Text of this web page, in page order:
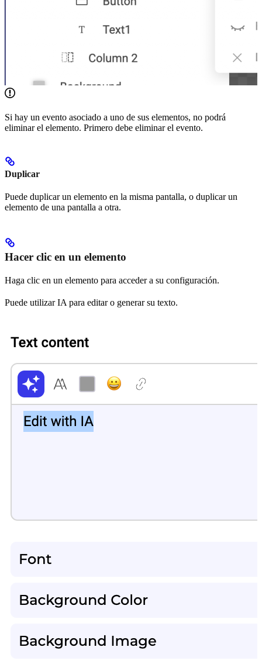
Si hay un evento asociado a uno de sus elementos, no podrá
eliminar el elemento. Primero debe eliminar el evento.
Duplicar
Puede duplicar un elemento en la misma pantalla, o duplicar un
elemento de una pantalla a otra.
Hacer clic en un elemento
Haga clic en un elemento para acceder a su configuración.
Puede utilizar IA para editar o generar su texto.